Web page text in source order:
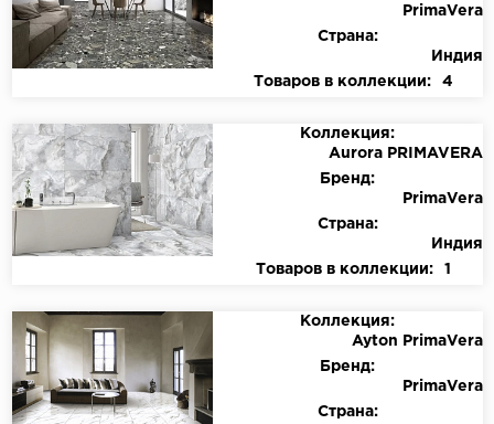
PrimaVera
Страна:
Индия
Товаров в коллекции:
4
Коллекция:
Aurora PRIMAVERA
Бренд:
PrimaVera
Страна:
Индия
Товаров в коллекции:
1
Коллекция:
Ayton PrimaVera
Бренд:
PrimaVera
Страна: